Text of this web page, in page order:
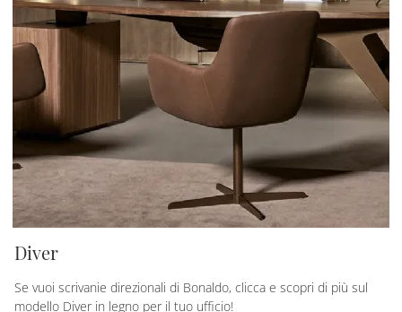
Diver
Se vuoi scrivanie direzionali di Bonaldo, clicca e scopri di più sul
modello Diver in legno per il tuo ufficio!